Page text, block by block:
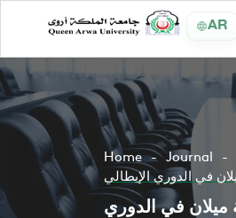
AR
Home
Journal
في الدوري الإيطالي
ميلان في الدوري